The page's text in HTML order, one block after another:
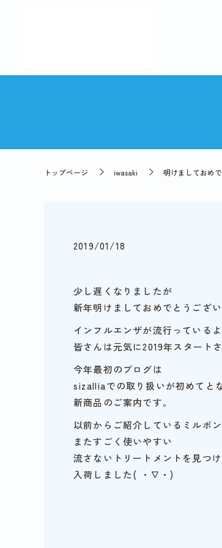
トップページ iwasaki 明けましておめ
2019/01/18
少し遅くなりましたが
新年明けましておめでとうござい
インフルエンザが流行っている
皆さんは元気に2019年スタート
今年最初のブログは
sizalliaでの取り扱いが初めてと
新商品のご案内です。
以前からご紹介しているミルボ
またすごく使いやすい
流さないトリートメントを見つ
入荷しました( ・∇・)